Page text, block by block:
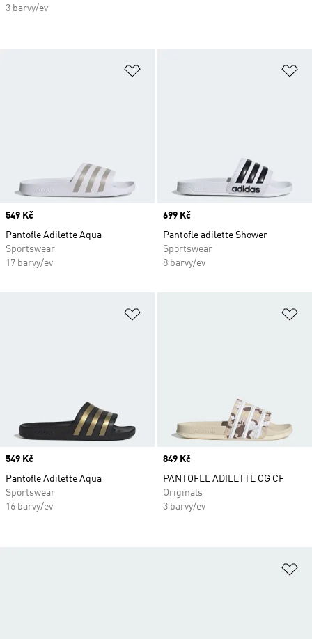
Price
549 Kč
Pantofle Adilette Aqua
Sportswear
17 barvy/ev
Price
699 Kč
Pantofle adilette Shower
Sportswear
8 barvy/ev
Price
549 Kč
Pantofle Adilette Aqua
Sportswear
16 barvy/ev
Price
849 Kč
PANTOFLE ADILETTE OG CF
Originals
3 barvy/ev
3 barvy/ev